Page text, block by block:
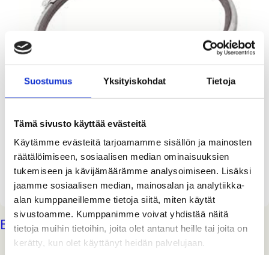
Suostumus Yksityiskohdat Tietoja
Tämä sivusto käyttää evästeitä
Käytämme evästeitä tarjoamamme sisällön ja mainosten
räätälöimiseen, sosiaalisen median ominaisuuksien
tukemiseen ja kävijämäärämme analysoimiseen. Lisäksi
jaamme sosiaalisen median, mainosalan ja analytiikka-
alan kumppaneillemme tietoja siitä, miten käytät
sivustoamme. Kumppanimme voivat yhdistää näitä
tietoja muihin tietoihin, joita olet antanut heille tai joita on
kerätty, kun olet käyttänyt heidän palvelujaan.
BEUTELBOY jätesäkinpidike